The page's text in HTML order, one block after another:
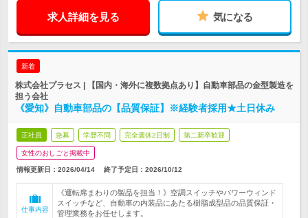
求人詳細を見る 気になる
新着
株式会社プラセス | 【国内・海外に複数拠点あり】自動車部品の金型製造を
担う会社
《愛知》自動車部品の【品質保証】※経験者採用★土日休み
正社員 急募 学歴不問 完全週休2日制 第二新卒歓迎
女性のおしごと掲載中
情報更新日：2026/04/14 終了予定日： 2026/10/12
仕事内容
《運転席まわりの製品を担当！》空調スイッチやパワーウィンド
スイッチなど、自動車の内装品にあたる樹脂成型品の品質保証・
管理業務をお任せします。